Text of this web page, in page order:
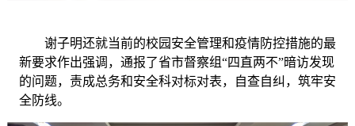
谢子明还就当前的校园安全管理和疫情防控措施的最
新要求作出强调，通报了省市督察组“四直两不”暗访发现
的问题，责成总务和安全科对标对表，自查自纠，筑牢安
全防线。